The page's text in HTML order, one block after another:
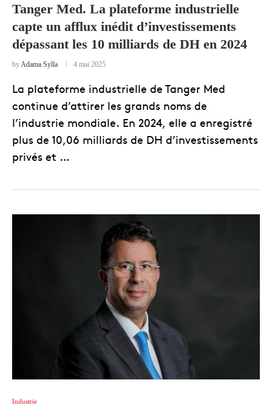
Tanger Med. La plateforme industrielle
capte un afflux inédit d’investissements
dépassant les 10 milliards de DH en 2024
byAdama Sylla 4 mai 2025
La plateforme industrielle de Tanger Med
continue d’attirer les grands noms de
l’industrie mondiale. En 2024, elle a enregistré
plus de 10,06 milliards de DH d’investissements
privés et …
Industrie